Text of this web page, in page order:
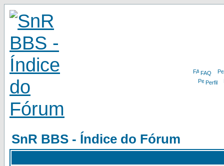
FAQ
Perfil
SnR BBS - Índice do Fórum